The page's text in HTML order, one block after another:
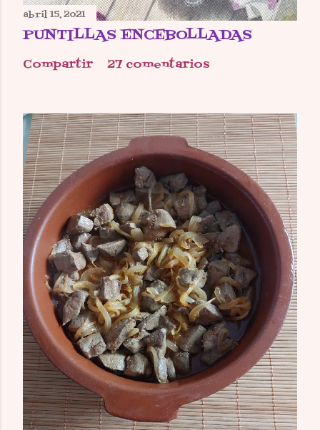
abril 15, 2021
PUNTILLAS ENCEBOLLADAS
Compartir 27 comentarios